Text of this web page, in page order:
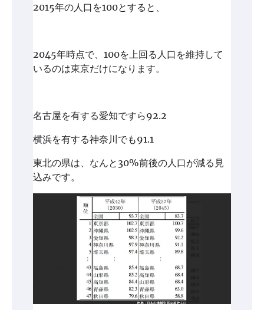
2015年の人口を100とすると、
2045年時点で、100を上回る人口を維持して
いるのは東京だけになります。
名古屋を有する愛知ですら92.2
横浜を有する神奈川でも91.1
東北の県は、なんと30%前後の人口が減る見
込みです。